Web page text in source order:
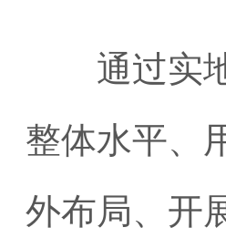
通过实地
整体水平、
外布局、开